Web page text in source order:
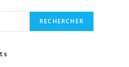
RECHERCHER